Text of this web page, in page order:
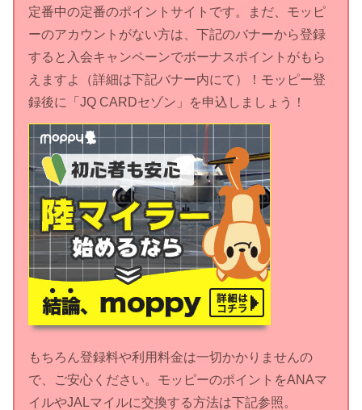
定番中の定番のポイントサイトです。まだ、モッピ
ーのアカウントがない方は、下記のバナーから登録
すると入会キャンペーンでボーナスポイントがもら
えますよ（詳細は下記バナー内にて）！モッピー登
録後に「JQ CARDセゾン」を申込しましょう！
もちろん登録料や利用料金は一切かかりませんの
で、ご安心ください。モッピーのポイントをANAマ
イルやJALマイルに交換する方法は下記参照。